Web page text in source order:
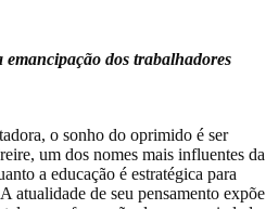
emancipação dos trabalhadores
o sonho do oprimido é ser
um dos nomes mais influentes da
a educação é estratégica para
atualidade de seu pensamento expõe